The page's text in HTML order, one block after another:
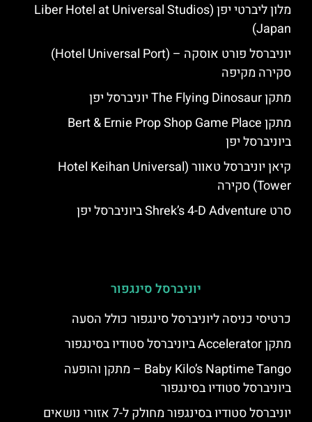
מלון ליברטי יפן (Liber Hotel at Universal Studios
Japan)
יוניברסל פורט אוסקה – (Hotel Universal Port)
סקירה מקיפה
מתקן The Flying Dinosaur יוניברסל יפן
מתקן Bert & Ernie Prop Shop Game Place
ביוניברסל יפן
קיאן יוניברסל טאוור (Hotel Keihan Universal
Tower) סקירה
סרט Shrek’s 4-D Adventure ביוניברסל יפן
יוניברסל סינגפור
כרטיסי כניסה ליוניברסל סינגפור כולל הסעה
מתקן Accelerator ביוניברסל סטודיו בסינגפור
Baby Kilo’s Naptime Tango – מתקן והופעה
ביוניברסל סטודיו בסינגפור
יוניברסל סטודיו בסינגפור מחולק ל-7 אזורי נושאים